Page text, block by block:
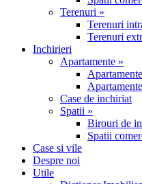
Terenuri »
Terenuri
Terenuri
Inchirieri
Apartamente »
Case de inchiriat
Spatii »
Birouri de
Spatii
Case si vile
Despre noi
Utile